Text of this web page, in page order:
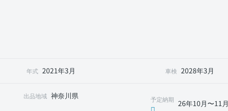
年式 2021年3月 車検 2028年3月
出品地域 神奈川県 予定納期 26年10月〜11月